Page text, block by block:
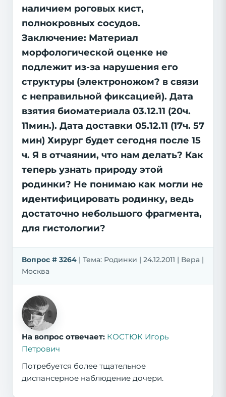
наличием роговых кист,
полнокровных сосудов.
Заключение: Материал
морфологической оценке не
подлежит из-за нарушения его
структуры (электроножом? в связи
с неправильной фиксацией). Дата
взятия биоматериала 03.12.11 (20ч.
11мин.). Дата доставки 05.12.11 (17ч. 57
мин) Хирург будет сегодня после 15
ч. Я в отчаянии, что нам делать? Как
теперь узнать природу этой
родинки? Не понимаю как могли не
идентифицировать родинку, ведь
достаточно небольшого фрагмента,
для гистологии?
Вопрос # 3264 | Тема: Родинки | 24.12.2011 | Вера |
Москва
На вопрос отвечает: КОСТЮК Игорь
Петрович
Потребуется более тщательное
диспансерное наблюдение дочери.